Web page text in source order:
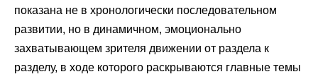
показана не в хронологически последовательном
развитии, но в динамичном, эмоционально
захватывающем зрителя движении от раздела к
разделу, в ходе которого раскрываются главные темы